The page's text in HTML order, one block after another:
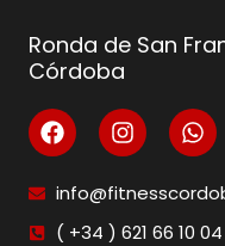
Ronda de San
Córdoba
( +34 ) 621 66 10 04